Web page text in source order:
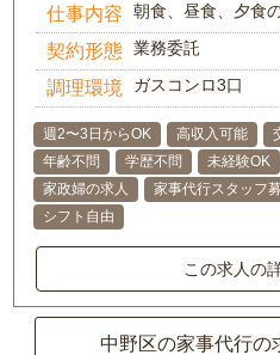
仕事内容 朝食、昼食、夕食
契約形態 業務委託
調理環境 ガスコンロ3口
週2〜3日からOK 高収入可能
年齢不問
学歴不問 未経験OK
家政婦の求人
家事代行スタッフ
シフト自由
この求人の
中野区の家事代行の